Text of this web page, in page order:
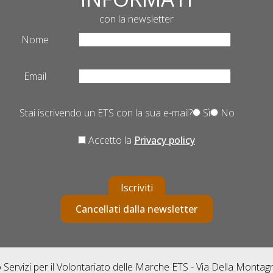
con la newsletter
Nome
Email
Stai iscrivendo un ETS con la sua e-mail? Sì No
Accetto la Privacy policy
Iscriviti
Cancellati dalla newsletter
Servizi per il Volontariato delle Marche ETS - Via Della